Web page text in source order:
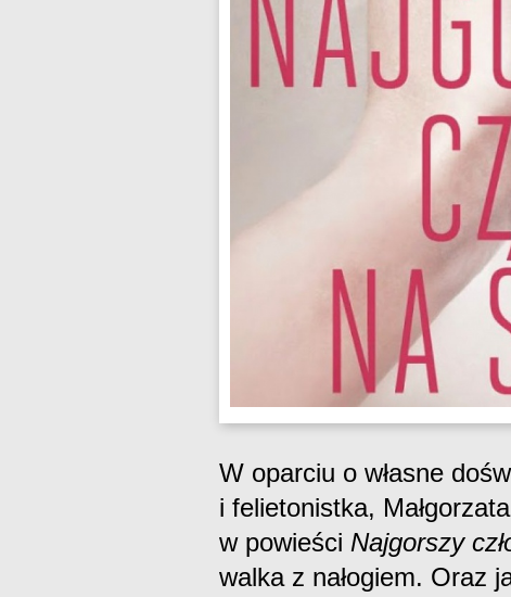
W oparciu o własne
i felietonistka,
w powieści Najgorszy
walka z nałogiem. Oraz